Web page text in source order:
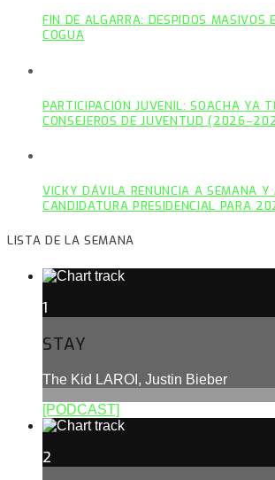
FIN DE ALGARRA: DESPIDOS MASIVOS
COGUA
PARTICIPACIÓN JUVENIL: SOACHA YA
CONSEJEROS DE JUVENTUD
VICKY DÁVILA RENUNCIA A SEMANA Y
CANDIDATURA PRESIDENCIAL PARA
LISTA DE LA SEMANA
1
STAY
The Kid LAROI, Justin Bieber
[PODCAST]
2